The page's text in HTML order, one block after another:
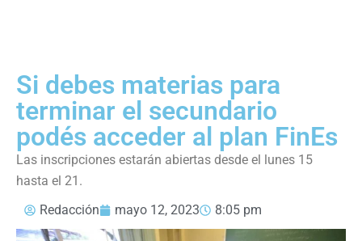
Si debes materias para
terminar el secundario
podés acceder al plan FinEs
Las inscripciones estarán abiertas desde el lunes 15
hasta el 21.
Redacción
mayo 12, 2023 8:05 pm